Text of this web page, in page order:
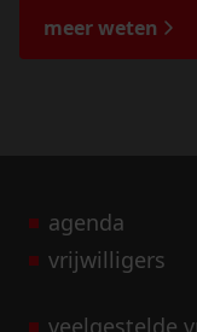
de bijzondere
meer weten
agenda
vrijwilligers